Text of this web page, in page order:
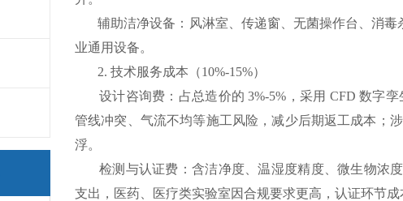
辅助洁净设备：风淋室、传递窗、无菌操作台、消毒
业通用设备。
2. 技术服务成本（10%-15%）
设计咨询费：占总造价的 3%-5%，采用 CFD 数字孪
管线冲突、气流不均等施工风险，减少后期返工成本；
浮。
检测与认证费：含洁净度、温湿度精度、微生物浓度
支出，医药、医疗类实验室因合规要求更高，认证环节成